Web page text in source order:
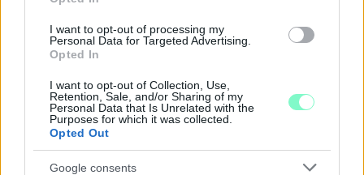
I want to opt-out of processing my
Personal Data for Targeted Advertising.
Opted In
I want to opt-out of Collection, Use,
Retention, Sale, and/or Sharing of my
Personal Data that Is Unrelated with the
Purposes for which it was collected.
Opted Out
Google consents
ENERGIATAKARÉKOSSÁG: KORÁBBAN KEZDŐDIK